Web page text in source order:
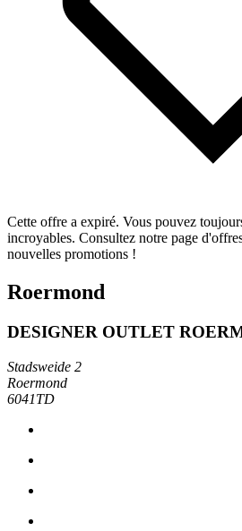
Cette offre a expiré. Vous pouvez
incroyables. Consultez notre page
nouvelles promotions !
Roermond
DESIGNER OUTLET
Stadsweide 2
Roermond
6041TD